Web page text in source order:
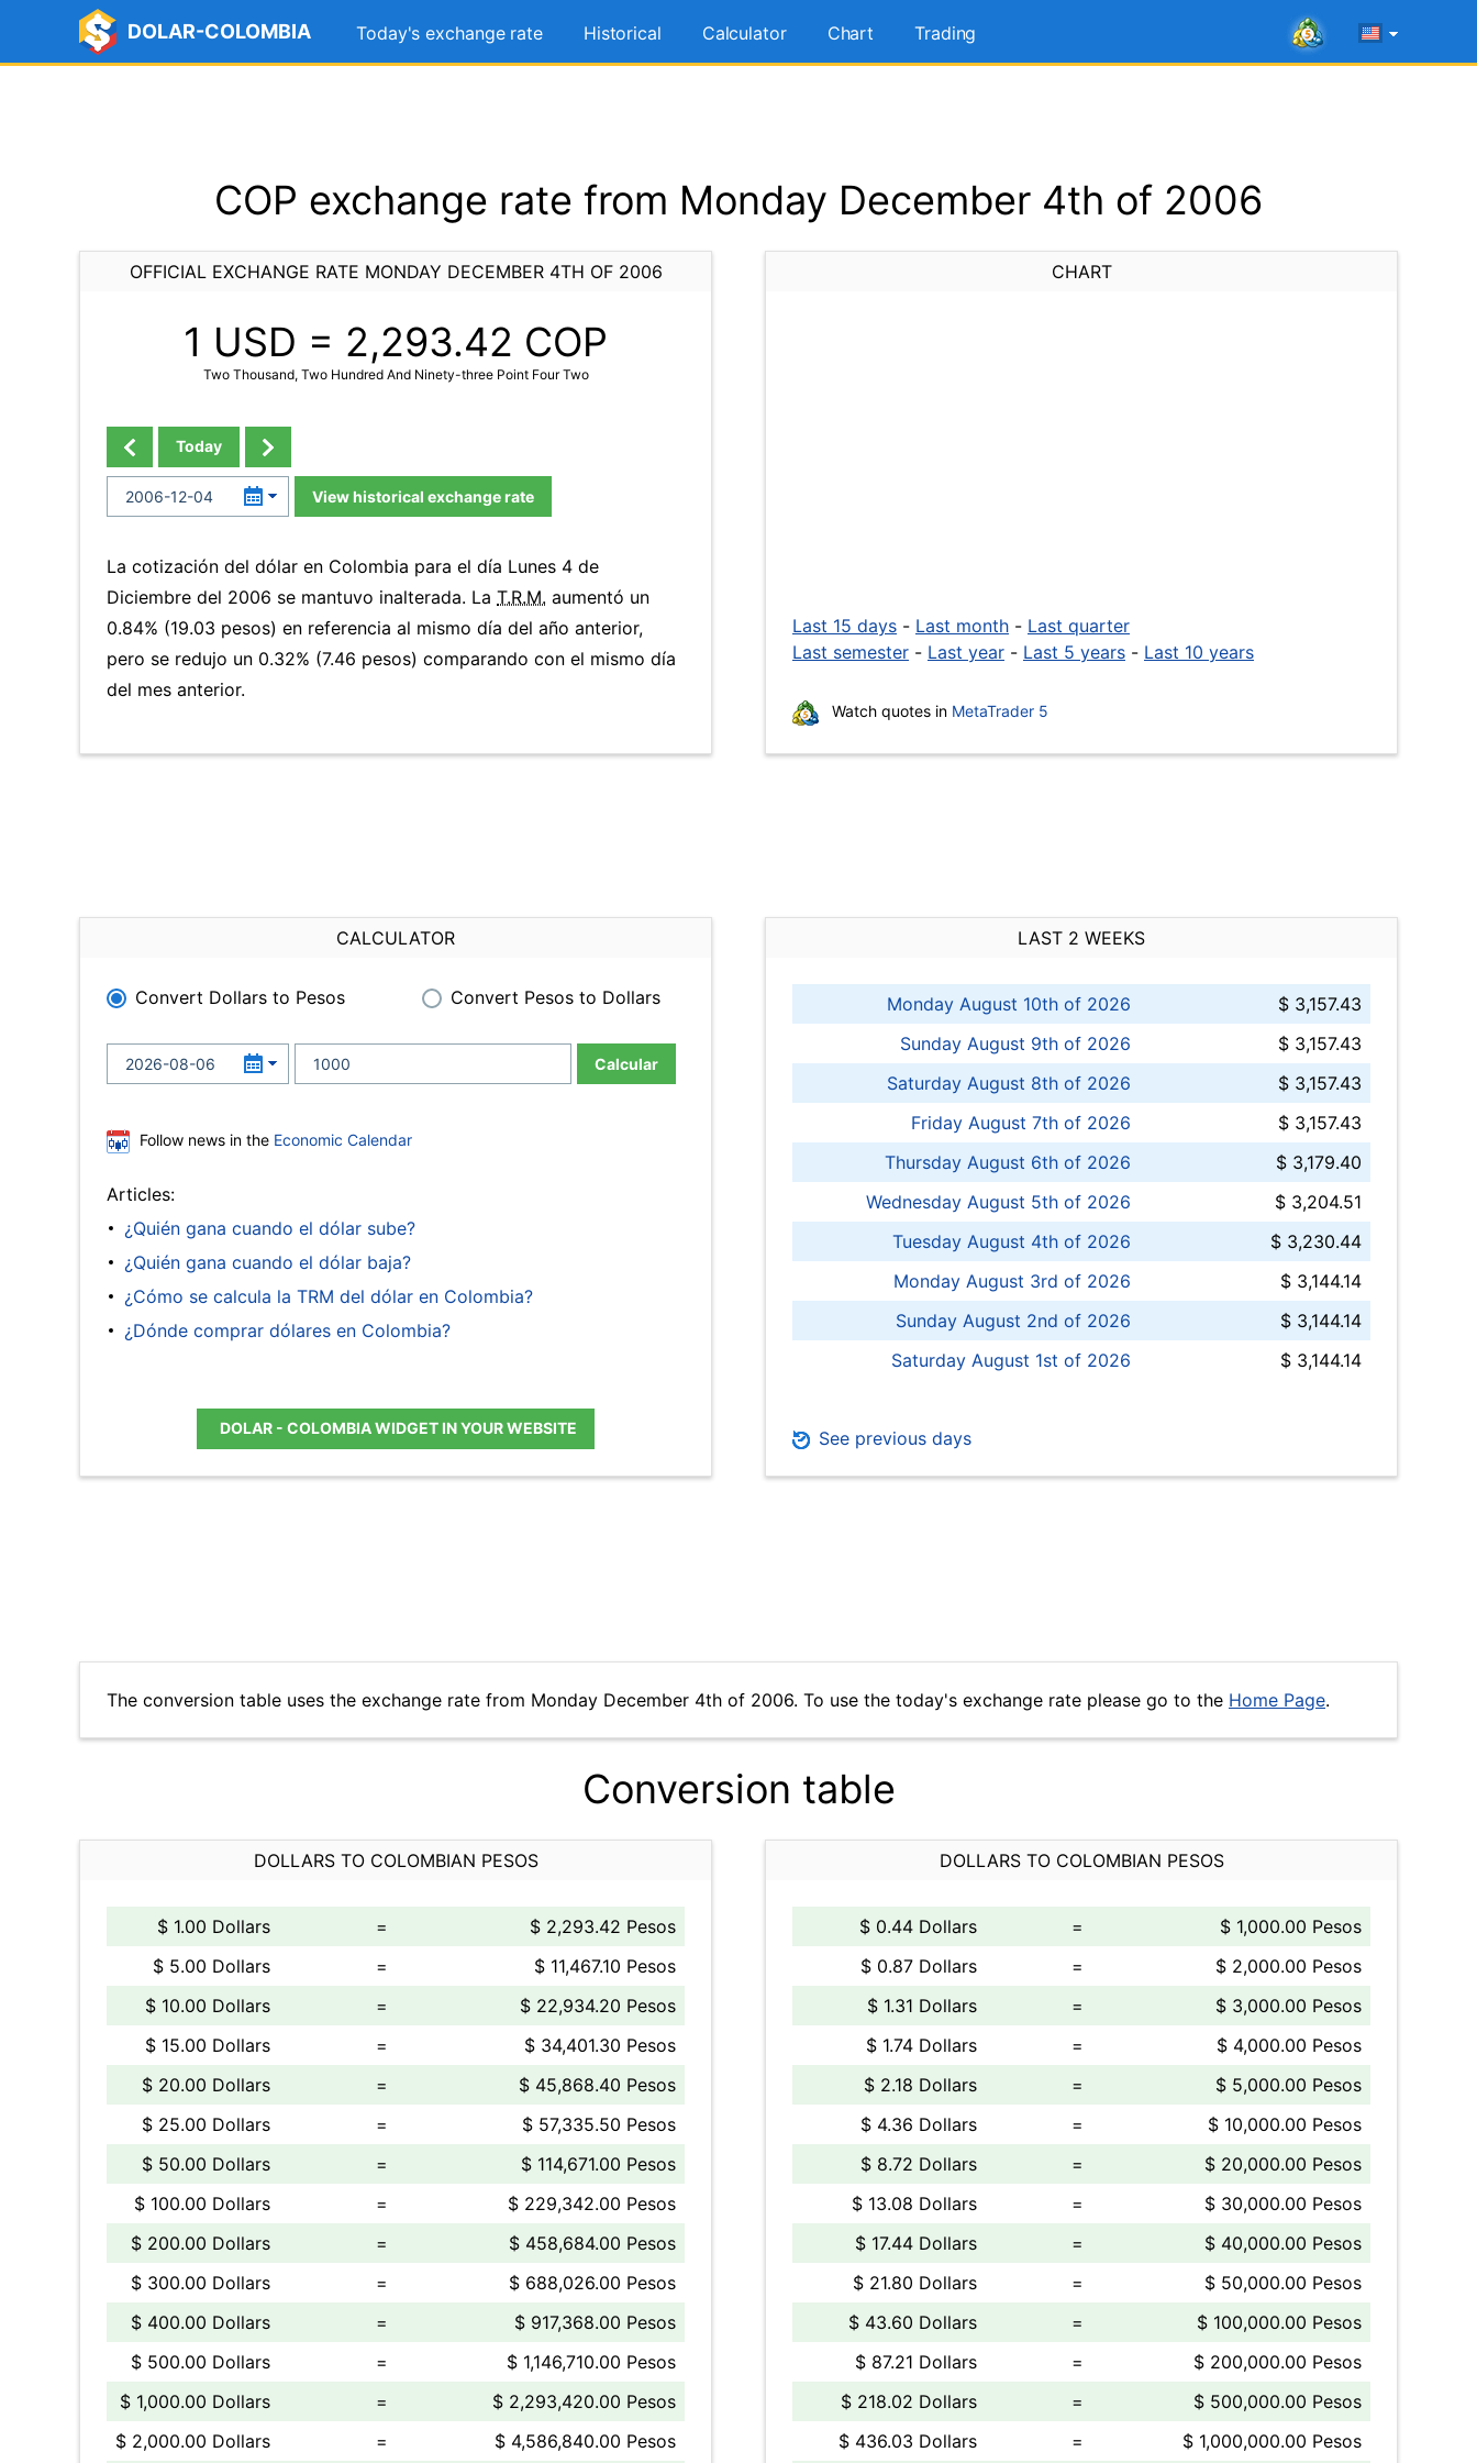
DOLAR-COLOMBIA Today's exchange rate Historical Calculator Chart Trading
COP exchange rate from Monday December 4th of 2006
OFFICIAL EXCHANGE RATE MONDAY DECEMBER 4TH OF 2006
1 USD = 2,293.42 COP
Two Thousand, Two Hundred And Ninety-three Point Four Two
Today
View historical exchange rate
La cotización del dólar en Colombia para el día Lunes 4 de
Diciembre del 2006 se mantuvo inalterada. La T.R.M. aumentó un
0.84% (19.03 pesos) en referencia al mismo día del año anterior,
pero se redujo un 0.32% (7.46 pesos) comparando con el mismo día
del mes anterior.
CHART
Last 15 days - Last month - Last quarter
Last semester - Last year - Last 5 years - Last 10 years
Watch quotes in MetaTrader 5
CALCULATOR
Convert Dollars to Pesos Convert Pesos to Dollars
Calcular
Follow news in the Economic Calendar
Articles:
¿Quién gana cuando el dólar sube?
¿Quién gana cuando el dólar baja?
¿Cómo se calcula la TRM del dólar en Colombia?
¿Dónde comprar dólares en Colombia?
DOLAR - COLOMBIA WIDGET IN YOUR WEBSITE
LAST 2 WEEKS
Monday August 10th of 2026
$ 3,157.43
Sunday August 9th of 2026
$ 3,157.43
Saturday August 8th of 2026
$ 3,157.43
Friday August 7th of 2026
$ 3,157.43
Thursday August 6th of 2026
$ 3,179.40
Wednesday August 5th of 2026
$ 3,204.51
Tuesday August 4th of 2026
$ 3,230.44
Monday August 3rd of 2026
$ 3,144.14
Sunday August 2nd of 2026
$ 3,144.14
Saturday August 1st of 2026
$ 3,144.14
See previous days
The conversion table uses the exchange rate from Monday December 4th of 2006. To use the today's exchange rate please go to the Home Page.
Conversion table
DOLLARS TO COLOMBIAN PESOS
$ 1.00 Dollars =
$ 2,293.42 Pesos
$ 5.00 Dollars
=
$ 11,467.10 Pesos
$ 10.00 Dollars
=
$ 22,934.20 Pesos
$ 15.00 Dollars
=
$ 34,401.30 Pesos
$ 20.00 Dollars
=
$ 45,868.40 Pesos
$ 25.00 Dollars
=
$ 57,335.50 Pesos
$ 50.00 Dollars
=
$ 114,671.00 Pesos
$ 100.00 Dollars
=
$ 229,342.00 Pesos
$ 200.00 Dollars
=
$ 458,684.00 Pesos
$ 300.00 Dollars
=
$ 688,026.00 Pesos
$ 400.00 Dollars
=
$ 917,368.00 Pesos
$ 500.00 Dollars
=
$ 1,146,710.00 Pesos
$ 1,000.00 Dollars
=
$ 2,293,420.00 Pesos
$ 2,000.00 Dollars
= $ 4,586,840.00 Pesos
DOLLARS TO COLOMBIAN PESOS
$ 0.44 Dollars =
$ 1,000.00 Pesos
$ 0.87 Dollars
=
$ 2,000.00 Pesos
$ 1.31 Dollars
=
$ 3,000.00 Pesos
$ 1.74 Dollars
=
$ 4,000.00 Pesos
$ 2.18 Dollars
=
$ 5,000.00 Pesos
$ 4.36 Dollars
=
$ 10,000.00 Pesos
$ 8.72 Dollars
=
$ 20,000.00 Pesos
$ 13.08 Dollars
=
$ 30,000.00 Pesos
$ 17.44 Dollars
=
$ 40,000.00 Pesos
$ 21.80 Dollars
=
$ 50,000.00 Pesos
$ 43.60 Dollars
=
$ 100,000.00 Pesos
$ 87.21 Dollars
=
$ 200,000.00 Pesos
$ 218.02 Dollars
=
$ 500,000.00 Pesos
$ 436.03 Dollars
= $ 1,000,000.00 Pesos